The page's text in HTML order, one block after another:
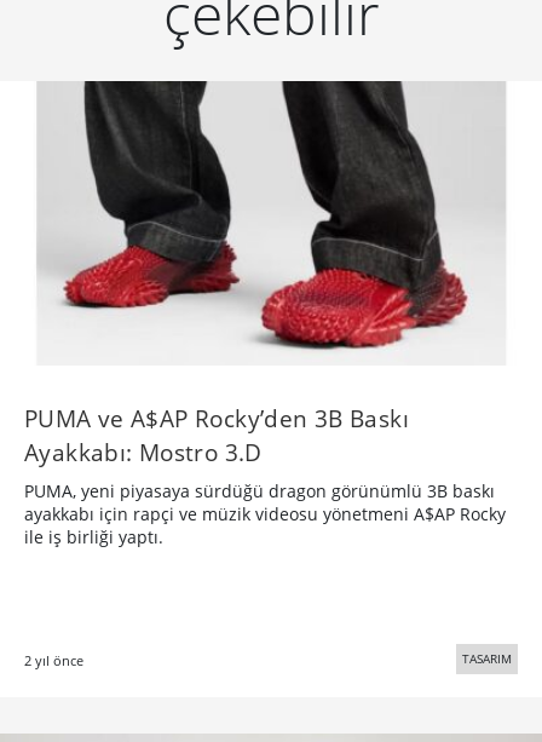
PUMA ve A$AP Rocky’den 3B Baskı
Ayakkabı: Mostro 3.D
PUMA, yeni piyasaya sürdüğü dragon görünümlü 3B baskı
ayakkabı için rapçi ve müzik videosu yönetmeni A$AP Rocky
ile iş birliği yaptı.
2 yıl önce TASARIM